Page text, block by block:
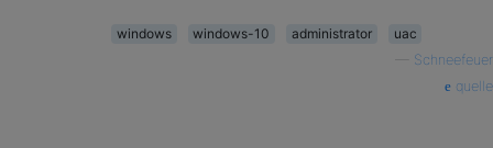
windows windows-10 administrator
uac
Schneefeuer
quelle